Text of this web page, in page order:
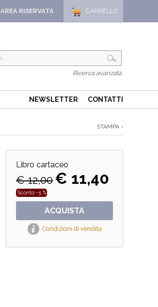
CARRELLO
AREA RISERVATA
Ricerca avanzata
NEWSLETTER CONTATTI
STAMPA
Libro cartaceo
€ 12,00€ 11,40
Sconto -5 %
ACQUISTA
Condizioni di vendita